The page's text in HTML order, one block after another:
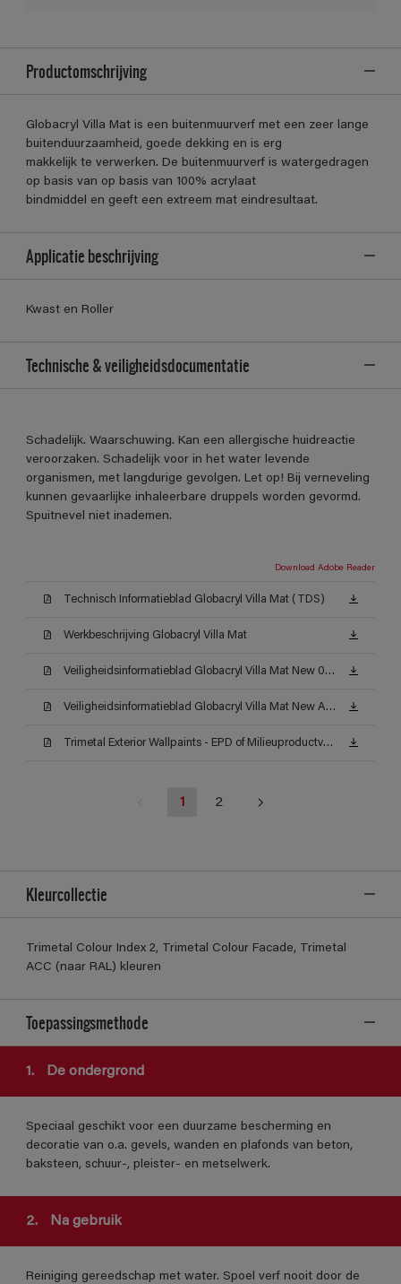
Productomschrijving
Globacryl Villa Mat is een buitenmuurverf met een zeer lange
buitenduurzaamheid, goede dekking en is erg
makkelijk te verwerken. De buitenmuurverf is watergedragen
op basis van op basis van 100% acrylaat
bindmiddel en geeft een extreem mat eindresultaat.
Applicatie beschrijving
Kwast en Roller
Technische & veiligheidsdocumentatie
Schadelijk. Waarschuwing. Kan een allergische huidreactie
veroorzaken. Schadelijk voor in het water levende
organismen, met langdurige gevolgen. Let op! Bij verneveling
kunnen gevaarlijke inhaleerbare druppels worden gevormd.
Spuitnevel niet inademen.
Download Adobe Reader
Technisch Informatieblad Globacryl Villa Mat (TDS)
Werkbeschrijving Globacryl Villa Mat
Veiligheidsinformatieblad Globacryl Villa Mat New 001 AW (MSDS)
Veiligheidsinformatieblad Globacryl Villa Mat New AC (MSDS)
Trimetal Exterior Wallpaints - EPD of Milieuproductverklaring
1 2
Kleurcollectie
Trimetal Colour Index 2, Trimetal Colour Facade, Trimetal
ACC (naar RAL) kleuren
Toepassingsmethode
1. De ondergrond
Speciaal geschikt voor een duurzame bescherming en
decoratie van o.a. gevels, wanden en plafonds van beton,
baksteen, schuur-, pleister- en metselwerk.
2. Na gebruik
Reiniging gereedschap met water. Spoel verf nooit door de